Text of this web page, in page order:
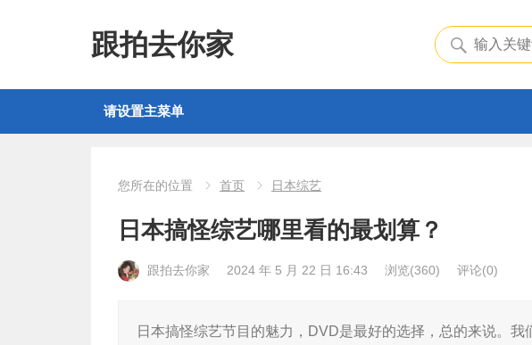
跟拍去你家
请设置主菜单
您所在的位置 首页 日本综艺
日本搞怪综艺哪里看的最划算？
跟拍去你家 2024 年 5 月 22 日 16:43 浏览(360) 评论(0)
日本搞怪综艺节目的魅力，DVD是最好的选择，总的来说。我